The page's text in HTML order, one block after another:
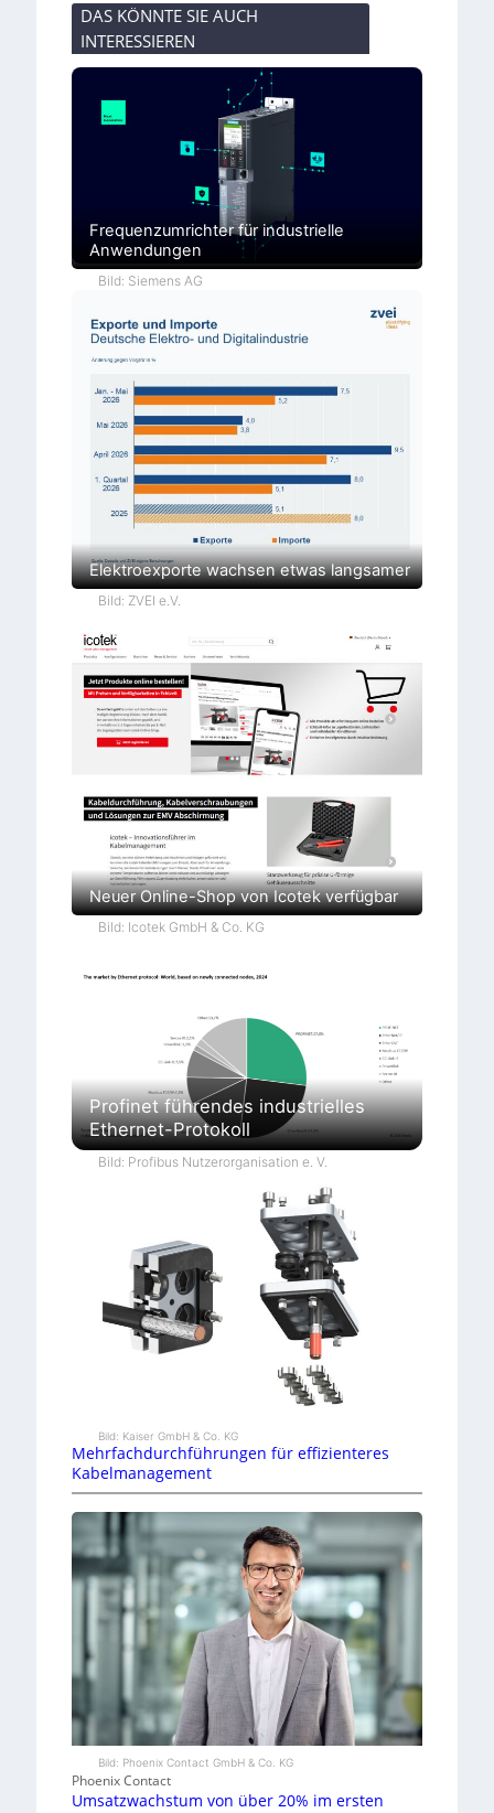
DAS KÖNNTE SIE AUCH
INTERESSIEREN
Frequenzumrichter für industrielle
Anwendungen
Bild: Siemens AG
Elektroexporte wachsen etwas langsamer
Bild: ZVEI e.V.
Neuer Online-Shop von Icotek verfügbar
Bild: Icotek GmbH & Co. KG
Profinet führendes industrielles
Ethernet-Protokoll
Bild: Profibus Nutzerorganisation e. V.
Bild: Kaiser GmbH & Co. KG
Mehrfachdurchführungen für effizienteres
Kabelmanagement
Bild: Phoenix Contact GmbH & Co. KG
Phoenix Contact
Umsatzwachstum von über 20% im ersten